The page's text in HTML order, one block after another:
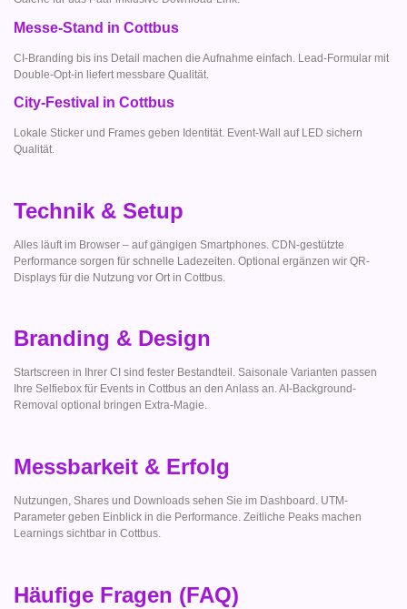
Messe-Stand in Cottbus
CI-Branding bis ins Detail machen die Aufnahme einfach. Lead-Formular mit
Double-Opt-in liefert messbare Qualität.
City-Festival in Cottbus
Lokale Sticker und Frames geben Identität. Event-Wall auf LED sichern
Qualität.
Technik & Setup
Alles läuft im Browser – auf gängigen Smartphones. CDN-gestützte
Performance sorgen für schnelle Ladezeiten. Optional ergänzen wir QR-
Displays für die Nutzung vor Ort in Cottbus.
Branding & Design
Startscreen in Ihrer CI sind fester Bestandteil. Saisonale Varianten passen
Ihre Selfiebox für Events in Cottbus an den Anlass an. AI-Background-
Removal optional bringen Extra-Magie.
Messbarkeit & Erfolg
Nutzungen, Shares und Downloads sehen Sie im Dashboard. UTM-
Parameter geben Einblick in die Performance. Zeitliche Peaks machen
Learnings sichtbar in Cottbus.
Häufige Fragen (FAQ)